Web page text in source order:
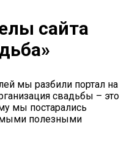
сайта
мы разбили портал на
свадьбы – это
мы постарались
полезными